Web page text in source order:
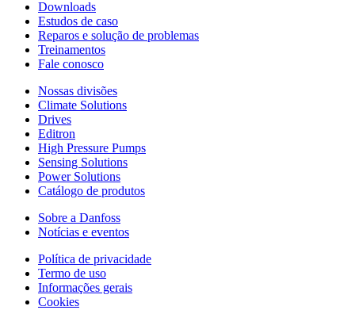
Downloads
Estudos de caso
Reparos e solução de problemas
Treinamentos
Fale conosco
Nossas divisões
Climate Solutions
Drives
Editron
High Pressure Pumps
Sensing Solutions
Power Solutions
Catálogo de produtos
Sobre a Danfoss
Notícias e eventos
Política de privacidade
Termo de uso
Informações gerais
Cookies